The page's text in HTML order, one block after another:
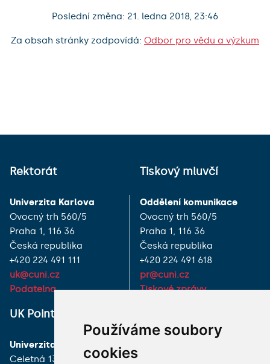
Používáme soubory
cookies
Poslední změna: 21. ledna 2018, 23:46
Za obsah stránky zodpovídá: Odbor pro vědu a výzkum
Rektorát
Univerzita Karlova
Ovocný trh 560/5
Praha 1, 116 36
Česká republika
+420 224 491 111
uk@cuni.cz
Podatelna
Tiskový mluvčí
Oddělení komunikace
Ovocný trh 560/5
Praha 1, 116 36
Česká republika
+420 224 491 618
pr@cuni.cz
Tiskové zprávy
UK Point
Univerzita Karlova
Celetná 13